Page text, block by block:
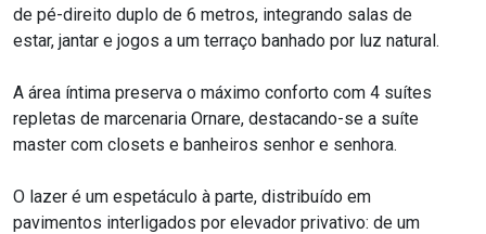
de pé-direito duplo de 6 metros, integrando salas de
estar, jantar e jogos a um terraço banhado por luz natural.
A área íntima preserva o máximo conforto com 4 suítes
repletas de marcenaria Ornare, destacando-se a suíte
master com closets e banheiros senhor e senhora.
O lazer é um espetáculo à parte, distribuído em
pavimentos interligados por elevador privativo: de um